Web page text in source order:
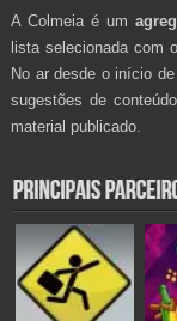
A Colmeia é um
lista selecionada com
No ar desde o início
sugestões de
material publicado.